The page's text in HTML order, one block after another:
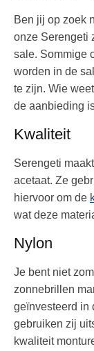
Ben jij op zoek
onze Serengeti
sale. Sommige
worden in de
te zijn. Wie
de aanbieding
Kwaliteit
Serengeti
acetaat. Ze
hiervoor om de
wat deze
Nylon
Je bent niet
zonnebrillen
geïnvesteerd in
gebruiken zij
kwaliteit